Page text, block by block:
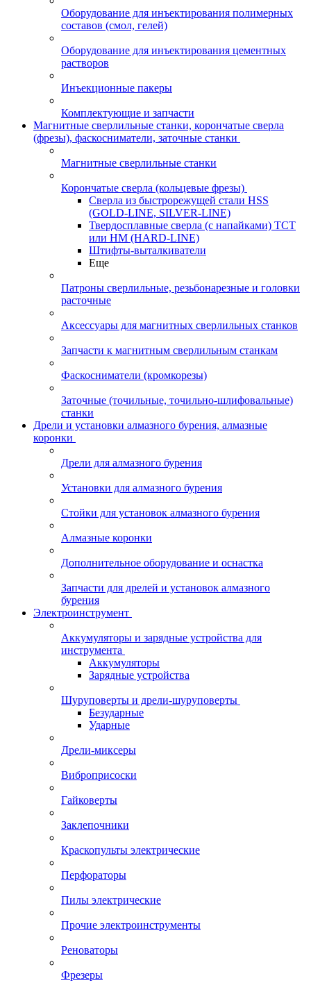
Оборудование для инъектирования полимерных
составов (смол, гелей)
Оборудование для инъектирования цементных
растворов
Инъекционные пакеры
Комплектующие и запчасти
Магнитные сверлильные станки, корончатые сверла
(фрезы), фаскосниматели, заточные станки
Магнитные сверлильные станки
Корончатые сверла (кольцевые фрезы)
Сверла из быстрорежущей стали HSS
(GOLD-LINE, SILVER-LINE)
Твердосплавные сверла (с напайками) ТСТ
или HM (HARD-LINE)
Штифты-выталкиватели
Еще
Патроны сверлильные, резьбонарезные и головки
расточные
Аксессуары для магнитных сверлильных станков
Запчасти к магнитным сверлильным станкам
Фаскосниматели (кромкорезы)
Заточные (точильные, точильно-шлифовальные)
станки
Дрели и установки алмазного бурения, алмазные
коронки
Дрели для алмазного бурения
Установки для алмазного бурения
Стойки для установок алмазного бурения
Алмазные коронки
Дополнительное оборудование и оснастка
Запчасти для дрелей и установок алмазного
бурения
Электроинструмент
Аккумуляторы и зарядные устройства для
инструмента
Аккумуляторы
Зарядные устройства
Шуруповерты и дрели-шуруповерты
Безударные
Ударные
Дрели-миксеры
Виброприсоски
Гайковерты
Заклепочники
Краскопульты электрические
Перфораторы
Пилы электрические
Прочие электроинструменты
Реноваторы
Фрезеры